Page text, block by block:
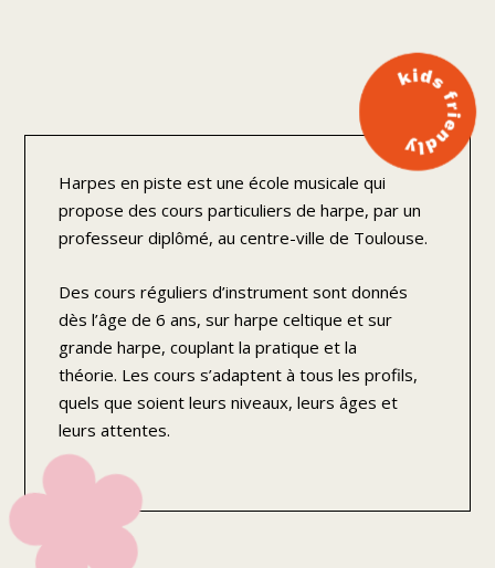
Harpes en piste est une école musicale qui
propose des cours particuliers de harpe, par un
professeur diplômé, au centre-ville de Toulouse.
Des cours réguliers d’instrument sont donnés
dès l’âge de 6 ans, sur harpe celtique et sur
grande harpe, couplant la pratique et la
théorie. Les cours s’adaptent à tous les profils,
quels que soient leurs niveaux, leurs âges et
leurs attentes.